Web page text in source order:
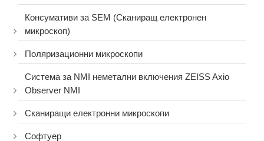
Консумативи за SEM (Сканиращ електронен
микроскоп)
Поляризационни микроскопи
Система за NMI неметални включения ZEISS Axio
Observer NMI
Сканиращи електронни микроскопи
Софтуер